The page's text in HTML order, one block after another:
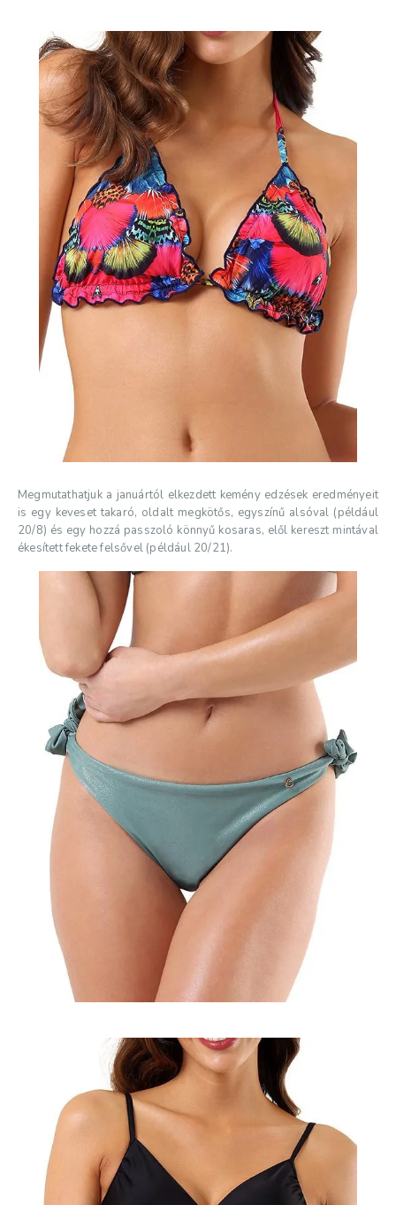
Megmutathatjuk a januártól elkezdett kemény edzések eredményeit
is egy keveset takaró, oldalt megkötős, egyszínű alsóval (például
20/8) és egy hozzá passzoló könnyű kosaras, elől kereszt mintával
ékesített fekete felsővel (például 20/21).